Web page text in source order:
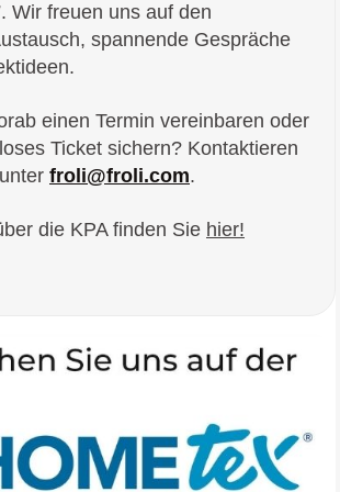
. Wir freuen uns auf den
spannende Gespräche
einen Termin vereinbaren oder
Ticket sichern? Kontaktieren
froli@froli.com.
die KPA finden Sie hier!